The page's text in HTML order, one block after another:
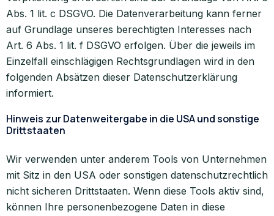
Abs. 1 lit. c DSGVO. Die Datenverarbeitung kann ferner
auf Grundlage unseres berechtigten Interesses nach
Art. 6 Abs. 1 lit. f DSGVO erfolgen. Über die jeweils im
Einzelfall einschlägigen Rechtsgrundlagen wird in den
folgenden Absätzen dieser Datenschutzerklärung
informiert.
Hinweis zur Datenweitergabe in die USA und sonstige
Drittstaaten
Wir verwenden unter anderem Tools von Unternehmen
mit Sitz in den USA oder sonstigen datenschutzrechtlich
nicht sicheren Drittstaaten. Wenn diese Tools aktiv sind,
können Ihre personenbezogene Daten in diese